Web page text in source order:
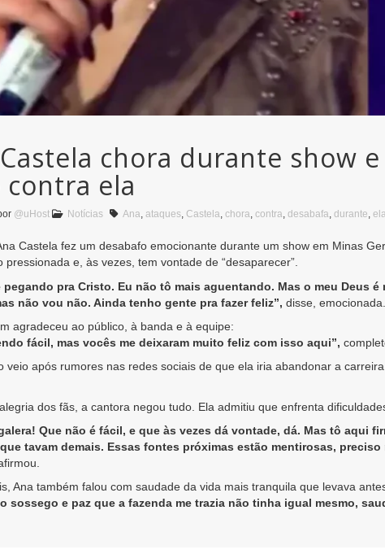
chora durante show
ela
@uHost Notícias Ana, ataques, Castela, chora, contra, desabafa, durante,
Castela fez um desabafo emocionante durante um show em Minas
pressionada e, às vezes, tem vontade de “desaparecer”.
pegando pra Cristo. Eu não tô mais aguentando. Mas o meu Deus
não vou não. Ainda tenho gente pra fazer feliz”, disse, emocionada.
agradeceu ao público, à banda e à equipe:
fácil, mas vocês me deixaram muito feliz com isso aqui”,
veio após rumores nas redes sociais de que ela iria abandonar a
dos fãs, a cantora negou tudo. Ela admitiu que enfrenta
Que não é fácil, e que às vezes dá vontade, dá. Mas tô aqui
tavam demais. Essas fontes próximas estão mentirosas,
Ana também falou com saudade da vida mais tranquila que levava
sossego e paz que a fazenda me trazia não tinha igual mesmo,